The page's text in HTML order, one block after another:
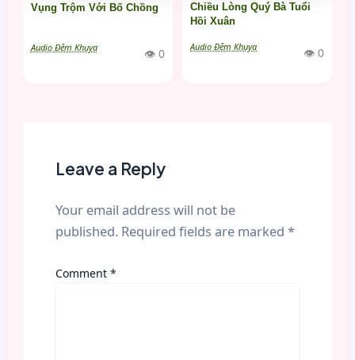
Vụng Trộm Với Bố Chồng
Audio Đêm Khuya 👁 0
Chiều Lòng Quý Bà Tuổi
Hồi Xuân
Audio Đêm Khuya 👁 0
Leave a Reply
Your email address will not be
published. Required fields are marked *
Comment *